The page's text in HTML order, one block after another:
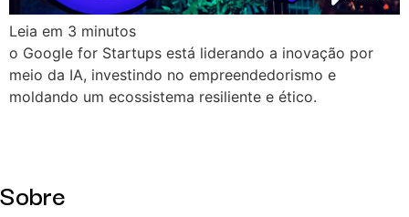
Leia em 3 minutos
o Google for Startups está liderando a inovação por
meio da IA, investindo no empreendedorismo e
moldando um ecossistema resiliente e ético.
Sobre